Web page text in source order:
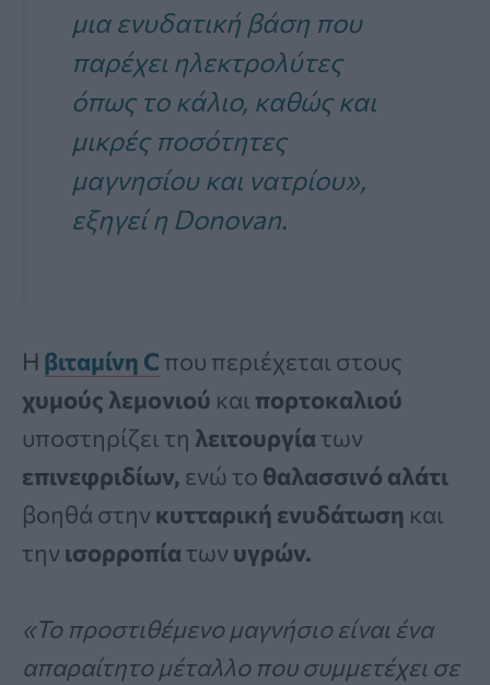
μια ενυδατική βάση που
παρέχει ηλεκτρολύτες
όπως το κάλιο, καθώς και
μικρές ποσότητες
μαγνησίου και νατρίου»,
εξηγεί η Donovan.
Η βιταμίνη C που περιέχεται στους
χυμούς λεμονιού και πορτοκαλιού
υποστηρίζει τη λειτουργία των
επινεφριδίων, ενώ το θαλασσινό αλάτι
βοηθά στην κυτταρική ενυδάτωση και
την ισορροπία των υγρών.
«Το προστιθέμενο μαγνήσιο είναι ένα
απαραίτητο μέταλλο που συμμετέχει σε